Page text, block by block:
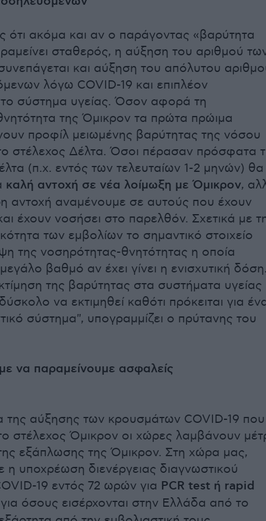
ότι ακόμα και αν ο παράγοντας «βαρύτητα
σταθερός, η αύξηση του αριθμού
και αύξηση του απόλυτου
λόγω COVID-19 και επιπλέον
σύστημα υγείας. Όσον αφορά τη
της Όμικρον τα πρώτα πρώιμα
προφίλ μειωμένης βαρύτητας της νόσου
στέλεχος Δέλτα. Όσοι πέρασαν πρόσφατα
(π.χ. εντός των τελευταίων 1-2 μηνών) θα
καλή αντοχή σε νέα λοίμωξη με Όμικρον,
αντοχή αναμένουμε σε αυτούς που έχουν
έχουν νοσήσει στο παρελθόν. Σχετικά με
των εμβολίων το σημαντικό στοιχείο
της νοσηρότητας-θνητότητας η οποία
βαθμό αν έχει γίνει η ενισχυτική δόση.
της βαρύτητας στα συστήματα υγείας
να εκτιμηθεί καθότι πρόκειται για
σύστημα", υπογραμμίζει ο πρύτανης του
να παραμείνουμε ασφαλείς
της αύξησης των κρουσμάτων COVID-19 που
στέλεχος Όμικρον οι χώρες λαμβάνουν
εξάπλωσης της Όμικρον. Στη χώρα μας,
η υποχρέωση διενέργειας διαγνωστικού
19 εντός 72 ωρών για PCR test ή rapid
όσους εισέρχονται στην Ελλάδα από το